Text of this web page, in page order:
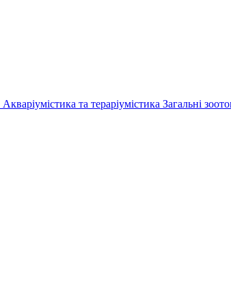
Акваріумістика та тераріумістика Загальні